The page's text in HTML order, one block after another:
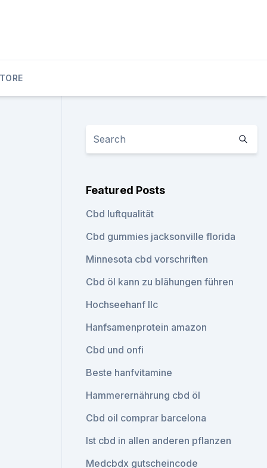
Featured Posts
Cbd luftqualität
Cbd gummies jacksonville florida
Minnesota cbd vorschriften
Cbd öl kann zu blähungen führen
Hochseehanf llc
Hanfsamenprotein amazon
Cbd und onfi
Beste hanfvitamine
Hammerernährung cbd öl
Cbd oil comprar barcelona
Ist cbd in allen anderen pflanzen
Medcbdx gutscheincode